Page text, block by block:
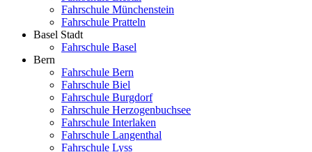
Fahrschule Münchenstein
Fahrschule Pratteln
Basel Stadt
Fahrschule Basel
Bern
Fahrschule Bern
Fahrschule Biel
Fahrschule Burgdorf
Fahrschule Herzogenbuchsee
Fahrschule Interlaken
Fahrschule Langenthal
Fahrschule Lyss